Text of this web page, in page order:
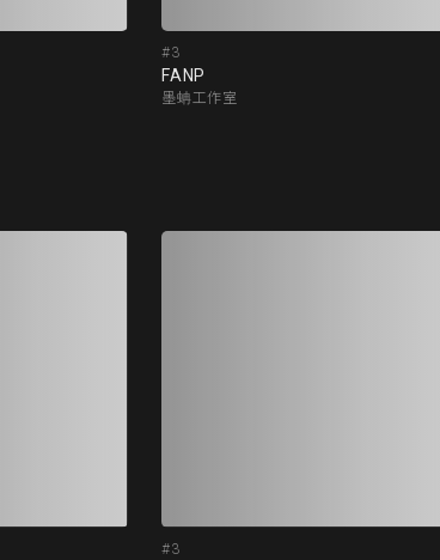
#3
FANP
墨蚺工作室
#3